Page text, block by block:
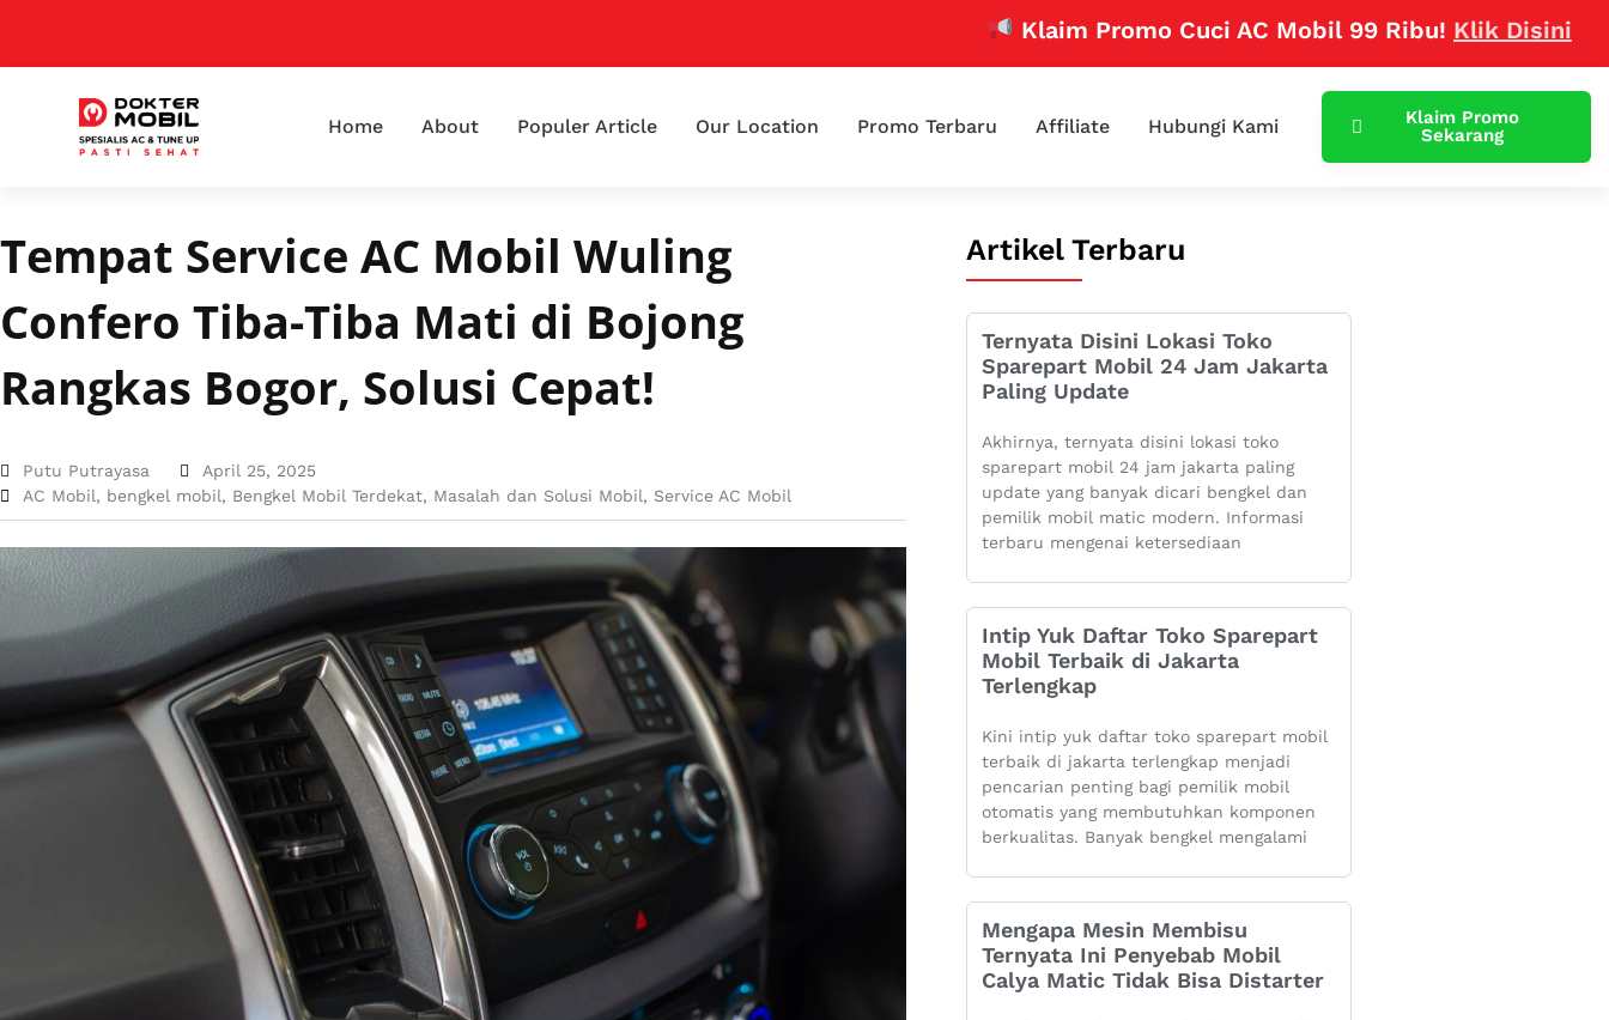
Klaim Promo Cuci AC Mobil 99 Ribu!Klik Disini
Home About Populer Article Our Location Promo Terbaru Affiliate Hubungi Kami
Klaim Promo
Sekarang
Tempat Service AC Mobil Wuling
Confero Tiba-Tiba Mati di Bojong
Rangkas Bogor, Solusi Cepat!
Putu Putrayasa
April 25, 2025
AC Mobil, bengkel mobil, Bengkel Mobil Terdekat, Masalah dan Solusi Mobil, Service AC Mobil
Artikel Terbaru
Ternyata Disini Lokasi Toko
Sparepart Mobil 24 Jam Jakarta
Paling Update
Akhirnya, ternyata disini lokasi toko
sparepart mobil 24 jam jakarta paling
update yang banyak dicari bengkel dan
pemilik mobil matic modern. Informasi
terbaru mengenai ketersediaan
Intip Yuk Daftar Toko Sparepart
Mobil Terbaik di Jakarta
Terlengkap
Kini intip yuk daftar toko sparepart mobil
terbaik di jakarta terlengkap menjadi
pencarian penting bagi pemilik mobil
otomatis yang membutuhkan komponen
berkualitas. Banyak bengkel mengalami
Mengapa Mesin Membisu
Ternyata Ini Penyebab Mobil
Calya Matic Tidak Bisa Distarter